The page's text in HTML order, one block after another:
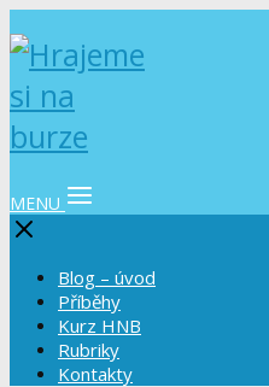
MENU
Blog – úvod
Příběhy
Kurz HNB
Rubriky
Kontakty